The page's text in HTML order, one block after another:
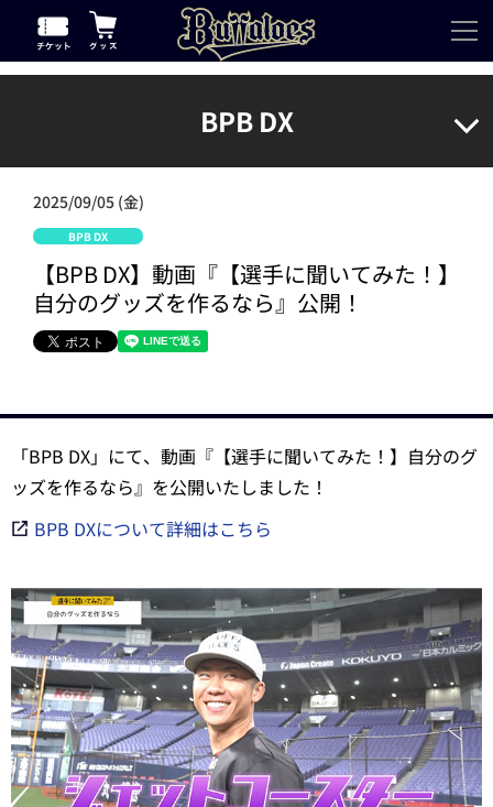
BPB DX
2025/09/05 (金)
BPB DX
【BPB DX】動画『【選手に聞いてみた！】
自分のグッズを作るなら』公開！
「BPB DX」にて、動画『【選手に聞いてみた！】自分のグ
ッズを作るなら』を公開いたしました！
BPB DXについて詳細はこちら